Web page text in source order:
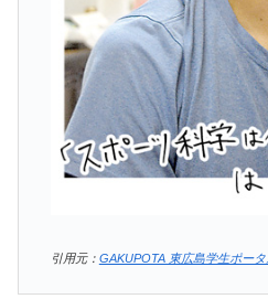
引用元： GAKUPOTA 東広島学生ポー